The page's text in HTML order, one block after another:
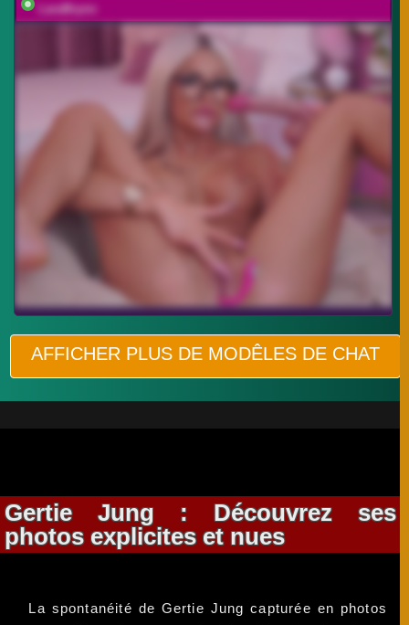
LaraBrynn
AFFICHER PLUS DE MODÊLES DE CHAT
Gertie Jung : Découvrez ses
photos explicites et nues
La spontanéité de Gertie Jung capturée en photos